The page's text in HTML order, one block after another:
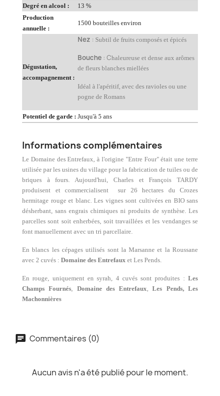
Degré en alcool :
13 %
Production
annuelle :
1500 bouteilles environ
Dégustation,
accompagnement :
Nez : Subtil de fruits composés et épicés
Bouche : Chaleureuse et dense aux arômes
de fleurs blanches miellées
Idéal à l'apéritif, avec des ravioles ou une
pogne de Romans
Potentiel de garde : Jusqu'à 5 ans
Informations complémentaires
Le Domaine des Entrefaux, à l'origine "Entre Four" était une terre
utilisée par les usines du village pour la fabrication de tuiles ou de
briques à fours. Aujourd'hui, Charles et François TARDY
produisent et commercialisent sur 26 hectares du Crozes
hermitage rouge et blanc. Les vignes sont cultivées en BIO sans
désherbant, sans engrais chimiques ni produits de synthèse. Les
parcelles sont soit enherbées, soit travaillées et les vendanges se
font manuellement avec un tri parcellaire.
En blancs les cépages utilisés sont la Marsanne et la Roussane
avec 2 cuvés : Domaine des Entrefaux et Les Pends.
En rouge, uniquement en syrah, 4 cuvés sont produites : Les
Champs Fournés, Domaine des Entrefaux,Les Pends, Les
Machonnières
Commentaires (0)
Aucun avis n'a été publié pour le moment.